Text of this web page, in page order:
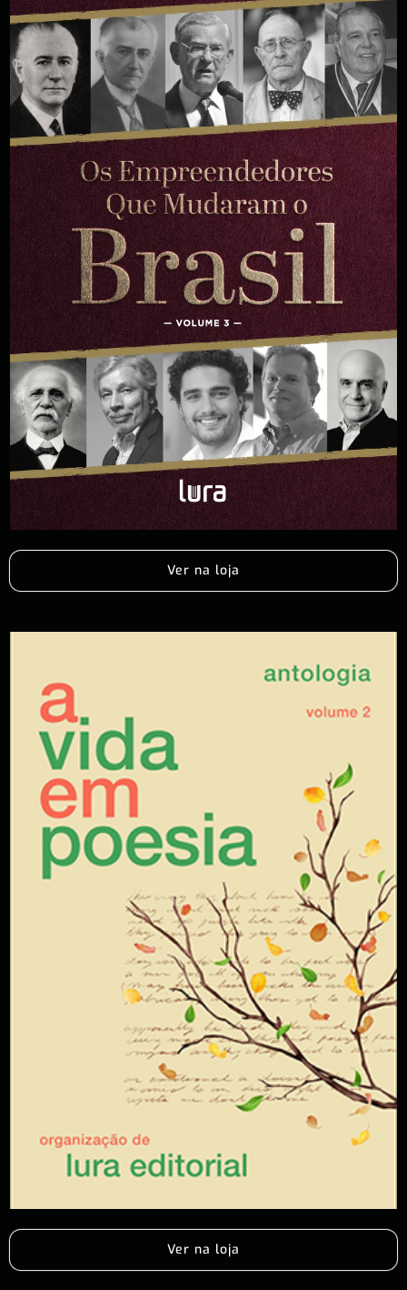
Ver na loja
Ver na loja